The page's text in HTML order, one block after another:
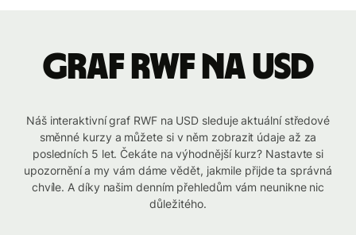
graf RWF na USD
Náš interaktivní graf RWF na USD sleduje aktuální středové
směnné kurzy a můžete si v něm zobrazit údaje až za
posledních 5 let. Čekáte na výhodnější kurz? Nastavte si
upozornění a my vám dáme vědět, jakmile přijde ta správná
chvíle. A díky našim denním přehledům vám neunikne nic
důležitého.